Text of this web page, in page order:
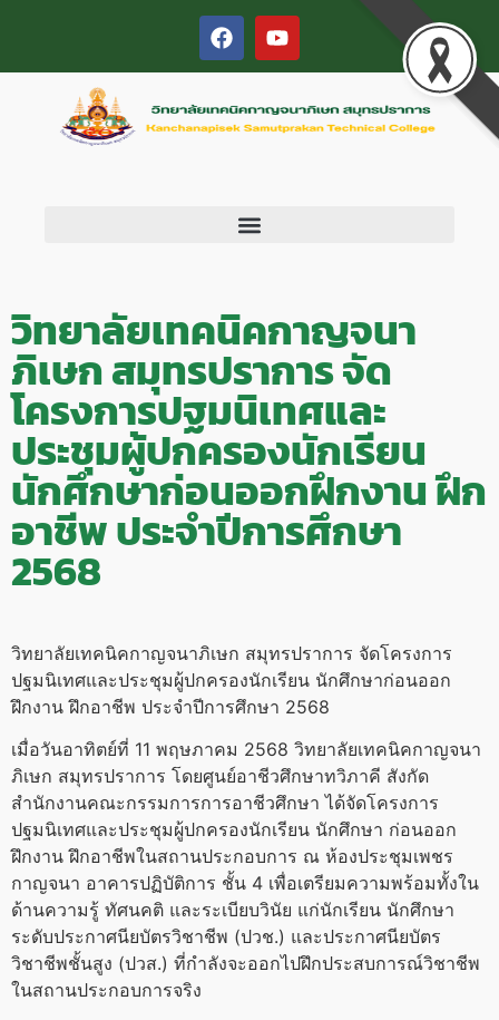
วิทยาลัยเทคนิคกาญจนา
ภิเษก สมุทรปราการ จัด
โครงการปฐมนิเทศและ
ประชุมผู้ปกครองนักเรียน
นักศึกษาก่อนออกฝึกงาน ฝึก
อาชีพ ประจำปีการศึกษา
2568
วิทยาลัยเทคนิคกาญจนาภิเษก สมุทรปราการ จัดโครงการ
ปฐมนิเทศและประชุมผู้ปกครองนักเรียน นักศึกษาก่อนออก
ฝึกงาน ฝึกอาชีพ ประจำปีการศึกษา 2568
เมื่อวันอาทิตย์ที่ 11 พฤษภาคม 2568 วิทยาลัยเทคนิคกาญจนา
ภิเษก สมุทรปราการ โดยศูนย์อาชีวศึกษาทวิภาคี สังกัด
สำนักงานคณะกรรมการการอาชีวศึกษา ได้จัดโครงการ
ปฐมนิเทศและประชุมผู้ปกครองนักเรียน นักศึกษา ก่อนออก
ฝึกงาน ฝึกอาชีพในสถานประกอบการ ณ ห้องประชุมเพชร
กาญจนา อาคารปฏิบัติการ ชั้น 4 เพื่อเตรียมความพร้อมทั้งใน
ด้านความรู้ ทัศนคติ และระเบียบวินัย แก่นักเรียน นักศึกษา
ระดับประกาศนียบัตรวิชาชีพ (ปวช.) และประกาศนียบัตร
วิชาชีพชั้นสูง (ปวส.) ที่กำลังจะออกไปฝึกประสบการณ์วิชาชีพ
ในสถานประกอบการจริง